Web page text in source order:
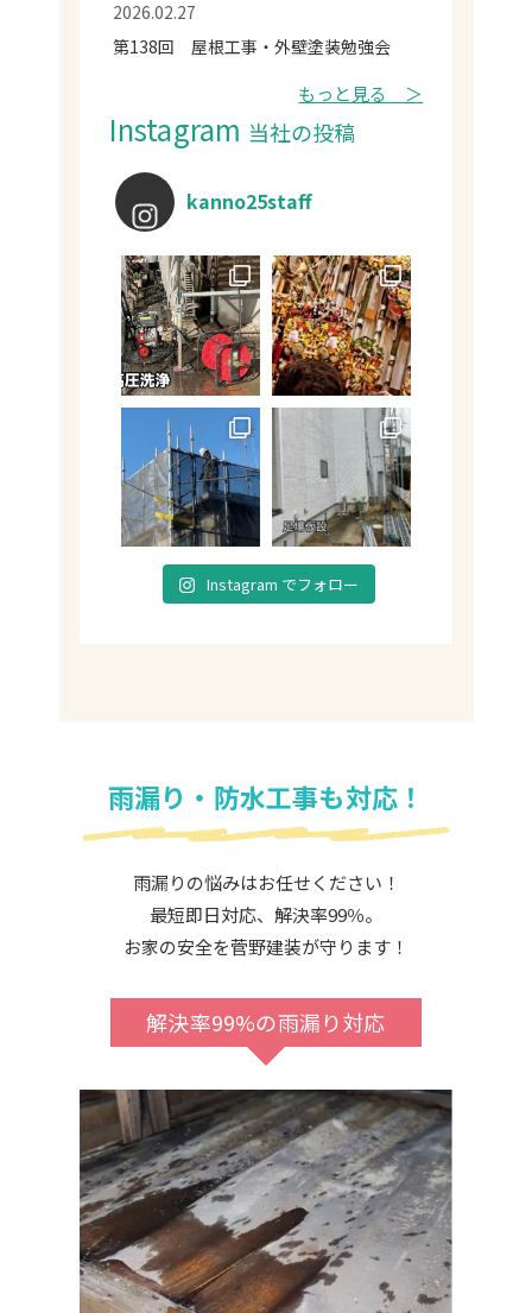
2026.02.27
第138回 屋根工事・外壁塗装勉強会
もっと見る ＞
Instagram 当社の投稿
kanno25staff
Instagram でフォロー
雨漏り・防水工事も対応！
雨漏りの悩みはお任せください！
最短即日対応、解決率99％。
お家の安全を菅野建装が守ります！
解決率99%の雨漏り対応